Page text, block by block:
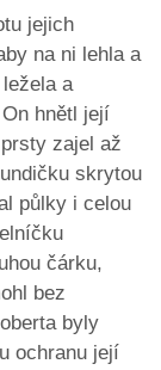
jejich
na ni lehla a
a
hnětl její
zajel až
skrytou
půlky i celou
čárku,
bez
byly
ochranu její